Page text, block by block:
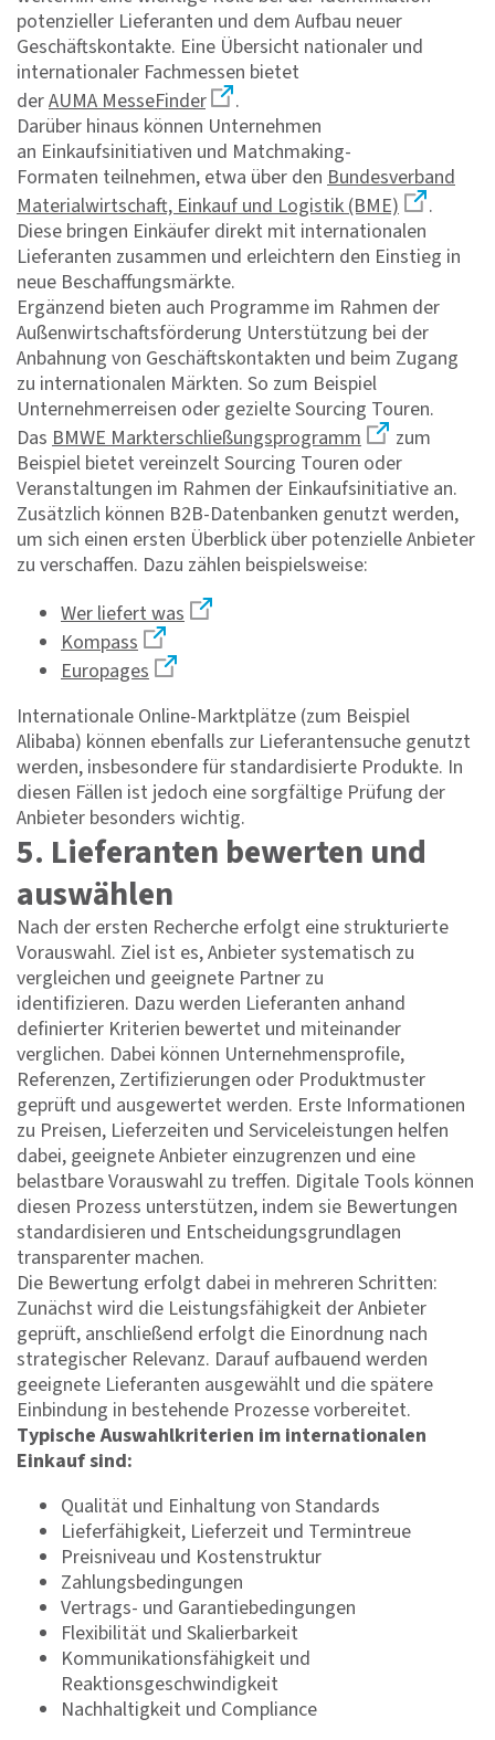
potenzieller Lieferanten und dem Aufbau neuer
Geschäftskontakte. Eine Übersicht nationaler und
internationaler Fachmessen bietet
derAUMA MesseFinder
.
Darüber hinaus können Unternehmen
an Einkaufsinitiativen und Matchmaking-
Formaten teilnehmen, etwa über den Bundesverband
Materialwirtschaft, Einkauf und Logistik (BME)
.
Diese bringen Einkäufer direkt mit internationalen
Lieferanten zusammen und erleichtern den Einstieg in
neue Beschaffungsmärkte.
Ergänzend bieten auch Programme im Rahmen der
Außenwirtschaftsförderung Unterstützung bei der
Anbahnung von Geschäftskontakten und beim Zugang
zu internationalen Märkten. So zum Beispiel
Unternehmerreisen oder gezielte Sourcing Touren.
Das BMWE Markterschließungsprogramm
zum
Beispiel bietet vereinzelt Sourcing Touren oder
Veranstaltungen im Rahmen der Einkaufsinitiative an.
Zusätzlich können B2B-Datenbanken genutzt werden,
um sich einen ersten Überblick über potenzielle Anbieter
zu verschaffen. Dazu zählen beispielsweise:
Wer liefert was
Kompass
Europages
Internationale Online-Marktplätze (zum Beispiel
Alibaba) können ebenfalls zur Lieferantensuche genutzt
werden, insbesondere für standardisierte Produkte. In
diesen Fällen ist jedoch eine sorgfältige Prüfung der
Anbieter besonders wichtig.
5. Lieferanten bewerten und
auswählen
Nach der ersten Recherche erfolgt eine strukturierte
Vorauswahl. Ziel ist es, Anbieter systematisch zu
vergleichen und geeignete Partner zu
identifizieren. Dazu werden Lieferanten anhand
definierter Kriterien bewertet und miteinander
verglichen. Dabei können Unternehmensprofile,
Referenzen, Zertifizierungen oder Produktmuster
geprüft und ausgewertet werden. Erste Informationen
zu Preisen, Lieferzeiten und Serviceleistungen helfen
dabei, geeignete Anbieter einzugrenzen und eine
belastbare Vorauswahl zu treffen. Digitale Tools können
diesen Prozess unterstützen, indem sie Bewertungen
standardisieren und Entscheidungsgrundlagen
transparenter machen.
Die Bewertung erfolgt dabei in mehreren Schritten:
Zunächst wird die Leistungsfähigkeit der Anbieter
geprüft, anschließend erfolgt die Einordnung nach
strategischer Relevanz. Darauf aufbauend werden
geeignete Lieferanten ausgewählt und die spätere
Einbindung in bestehende Prozesse vorbereitet.
Typische Auswahlkriterien im internationalen
Einkauf sind:
Qualität und Einhaltung von Standards
Lieferfähigkeit, Lieferzeit und Termintreue
Preisniveau und Kostenstruktur
Zahlungsbedingungen
Vertrags- und Garantiebedingungen
Flexibilität und Skalierbarkeit
Kommunikationsfähigkeit und
Reaktionsgeschwindigkeit
Nachhaltigkeit und Compliance